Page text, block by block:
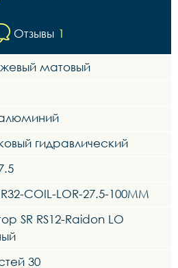
Отзывы 1
матовый
гидравлический
COIL-LOR-27.5-100MM
SR RS12-Raidon LO
30